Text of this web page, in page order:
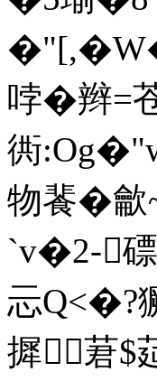
哱�辫=
衖
物餥�
`v�2-
忈Q<�?
摨莙$